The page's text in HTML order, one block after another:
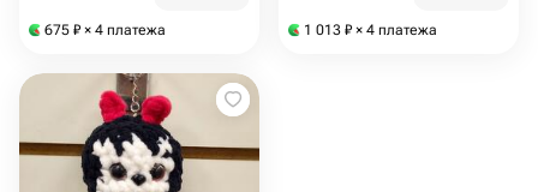
675 ₽ × 4 платежа 1 013 ₽ × 4 платежа